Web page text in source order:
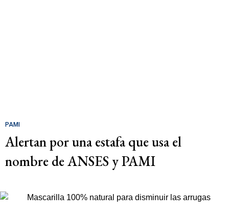
PAMI
Alertan por una estafa que usa el
nombre de ANSES y PAMI